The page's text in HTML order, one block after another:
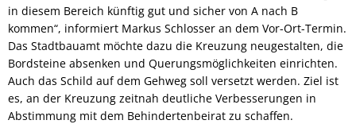
in diesem Bereich künftig gut und sicher von A nach B
kommen“, informiert Markus Schlosser an dem Vor-Ort-Termin.
Das Stadtbauamt möchte dazu die Kreuzung neugestalten, die
Bordsteine absenken und Querungsmöglichkeiten einrichten.
Auch das Schild auf dem Gehweg soll versetzt werden. Ziel ist
es, an der Kreuzung zeitnah deutliche Verbesserungen in
Abstimmung mit dem Behindertenbeirat zu schaffen.